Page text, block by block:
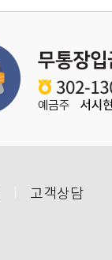
고객상담